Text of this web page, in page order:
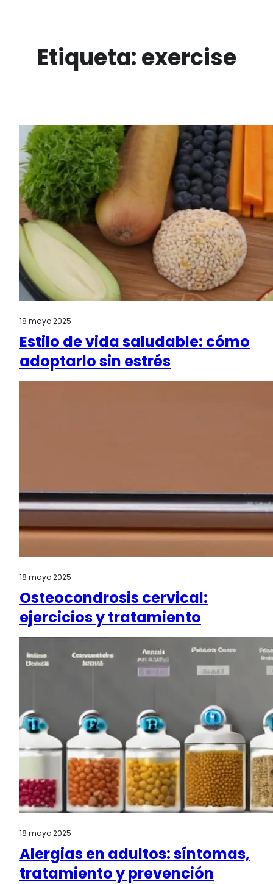
Etiqueta:exercise
18 mayo 2025
Estilo de vida saludable: cómo
adoptarlo sin estrés
18 mayo 2025
Osteocondrosis cervical:
ejercicios y tratamiento
18 mayo 2025
Alergias en adultos: síntomas,
tratamiento y prevención